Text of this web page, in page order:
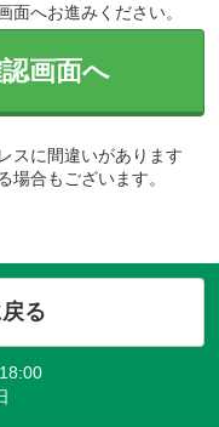
面へお進みください。
画面へ
スに間違いがあります
場合もございます。
る